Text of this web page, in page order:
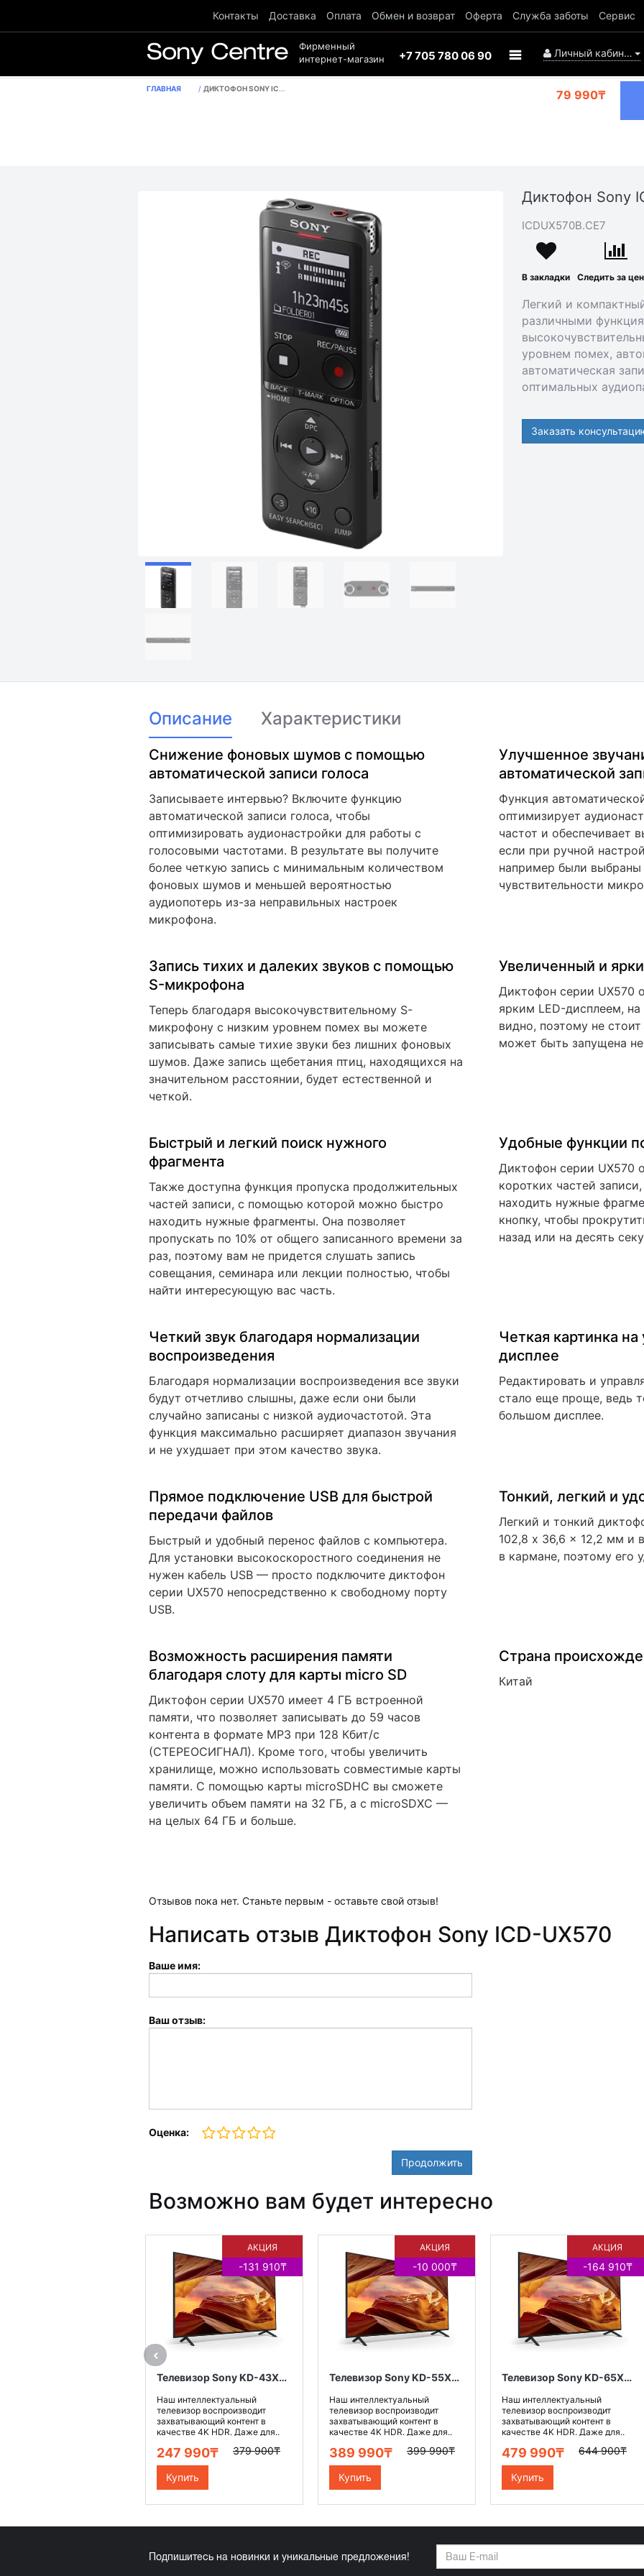
Контакты Доставка Оплата Обмен и возврат Оферта Служба заботы Сервис
Фирменный
интернет-магазин
+7 705 780 06 90 Личный кабинет
ГЛАВНАЯ ДИКТОФОН SONY ICD-UX570 79 990₸
Диктофон Sony
ICDUX570B.CE7
В закладки Следить за
Легкий и
различными
уровнем помех,
автоматическая
оптимальных
Заказать
Описание Характеристики
Снижение фоновых шумов с помощью
автоматической записи голоса
Записываете интервью? Включите функцию
автоматической записи голоса, чтобы
оптимизировать аудионастройки для работы с
голосовыми частотами. В результате вы получите
более четкую запись с минимальным количеством
фоновых шумов и меньшей вероятностью
аудиопотерь из-за неправильных настроек
микрофона.
Улучшенное
автоматической
Функция
оптимизирует
частот и обеспечивает
если при ручной
например были
чувствительности
Запись тихих и далеких звуков с помощью
S-микрофона
Теперь благодаря высокочувствительному S-
микрофону с низким уровнем помех вы можете
записывать самые тихие звуки без лишних фоновых
шумов. Даже запись щебетания птиц, находящихся на
значительном расстоянии, будет естественной и
четкой.
Увеличенный и
Диктофон серии UX570
ярким LED-дисплеем,
видно, поэтому не
может быть запущена
Быстрый и легкий поиск нужного
фрагмента
Также доступна функция пропуска продолжительных
частей записи, с помощью которой можно быстро
находить нужные фрагменты. Она позволяет
пропускать по 10% от общего записанного времени за
раз, поэтому вам не придется слушать запись
совещания, семинара или лекции полностью, чтобы
найти интересующую вас часть.
Удобные функции
Диктофон серии UX570
коротких частей
находить нужные
кнопку, чтобы
назад или на десять
Четкий звук благодаря нормализации
воспроизведения
Благодаря нормализации воспроизведения все звуки
будут отчетливо слышны, даже если они были
случайно записаны с низкой аудиочастотой. Эта
функция максимально расширяет диапазон звучания
и не ухудшает при этом качество звука.
Четкая картинка
дисплее
Редактировать и
стало еще проще, ведь
большом дисплее.
Прямое подключение USB для быстрой
передачи файлов
Быстрый и удобный перенос файлов с компьютера.
Для установки высокоскоростного соединения не
нужен кабель USB — просто подключите диктофон
серии UX570 непосредственно к свободному порту
USB.
Тонкий, легкий и
Легкий и тонкий
102,8 x 36,6 x 12,2 мм и
в кармане, поэтому его
Возможность расширения памяти
благодаря слоту для карты micro SD
Диктофон серии UX570 имеет 4 ГБ встроенной
памяти, что позволяет записывать до 59 часов
контента в формате MP3 при 128 Кбит/с
(СТЕРЕОСИГНАЛ). Кроме того, чтобы увеличить
хранилище, можно использовать совместимые карты
памяти. С помощью карты microSDHC вы сможете
увеличить объем памяти на 32 ГБ, а с microSDXC —
на целых 64 ГБ и больше.
Страна
Китай
Отзывов пока нет. Станьте первым - оставьте свой отзыв!
Написать отзыв Диктофон Sony ICD-UX570
Ваше имя:
Ваш отзыв:
Оценка:
Продолжить
Возможно вам будет интересно
АКЦИЯ
-131 910₸
Телевизор Sony KD-43X75WL
Наш интеллектуальный
телевизор воспроизводит
захватывающий контент в
качестве 4K HDR. Даже для..
247 990₸ 379 900₸
Купить
АКЦИЯ
-10 000₸
Телевизор Sony KD-55X75WL
Наш интеллектуальный
телевизор воспроизводит
захватывающий контент в
качестве 4K HDR. Даже для..
389 990₸ 399 990₸
Купить
АКЦИЯ
-164 910₸
Телевизор Sony KD-65X75WL
Наш интеллектуальный
телевизор воспроизводит
захватывающий контент в
качестве 4K HDR. Даже для..
479 990₸ 644 900₸
Купить
Подпишитесь на новинки и уникальные предложения!